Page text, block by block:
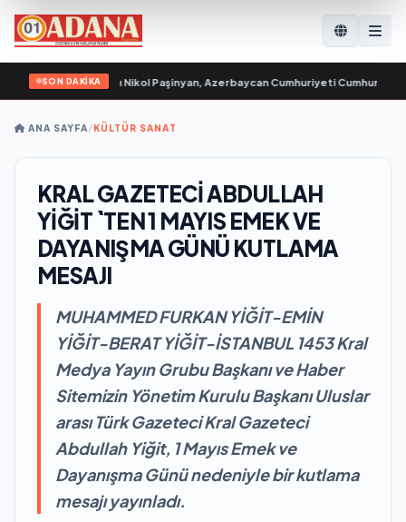
SON DAKİKA
Başbakanı Nikol Paşinyan, Azerbaycan Cumhuriyeti Cumhurbaşkanı
ANA SAYFA/KÜLTÜR SANAT
KRAL GAZETECİ ABDULLAH
YİĞİT `TEN 1 MAYIS EMEK VE
DAYANIŞMA GÜNÜ KUTLAMA
MESAJI
MUHAMMED FURKAN YİĞİT-EMİN
YİĞİT-BERAT YİĞİT-İSTANBUL 1453 Kral
Medya Yayın Grubu Başkanı ve Haber
Sitemizin Yönetim Kurulu Başkanı Uluslar
arası Türk Gazeteci Kral Gazeteci
Abdullah Yiğit, 1 Mayıs Emek ve
Dayanışma Günü nedeniyle bir kutlama
mesajı yayınladı.